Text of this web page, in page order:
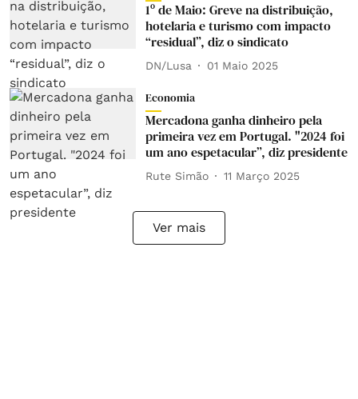
1º de Maio: Greve na distribuição,
hotelaria e turismo com impacto
“residual”, diz o sindicato
DN/Lusa 01 Maio 2025
Economia
Mercadona ganha dinheiro pela
primeira vez em Portugal. "2024 foi
um ano espetacular”, diz presidente
Rute Simão 11 Março 2025
Ver mais